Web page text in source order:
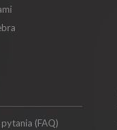
(FAQ)